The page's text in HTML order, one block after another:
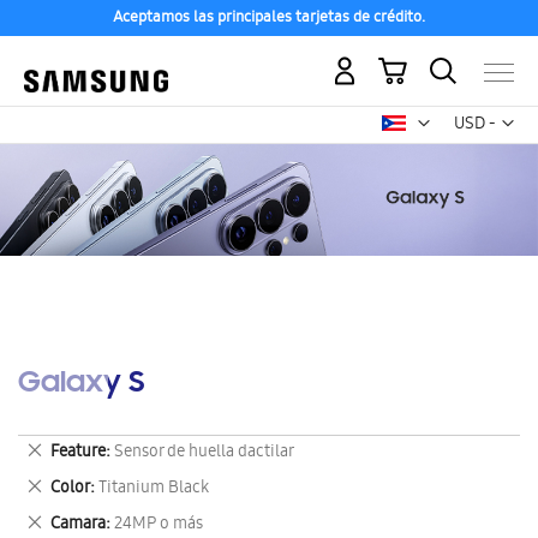
Aceptamos las principales tarjetas de crédito.
USD -
dólar
Mi carrito
Galaxy S
Feature Sensor de huella dactilar
Eliminar
este
artículo
Color Titanium Black
Eliminar
este
Camara 24MP o más
Eliminar